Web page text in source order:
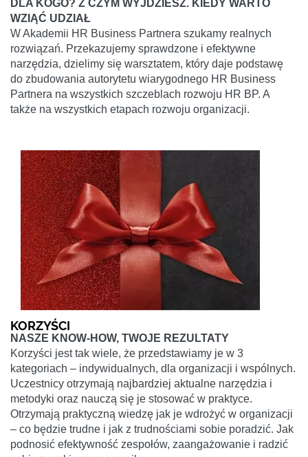
DLA KOGO? Z CZYM WYJDZIESZ. KIEDY WARTO
WZIĄĆ UDZIAŁ
W Akademii HR Business Partnera szukamy realnych
rozwiązań. Przekazujemy sprawdzone i efektywne
narzędzia, dzielimy się warsztatem, który daje podstawę
do zbudowania autorytetu wiarygodnego HR Business
Partnera na wszystkich szczeblach rozwoju HR BP. A
także na wszystkich etapach rozwoju organizacji.
KORZYŚCI
NASZE KNOW-HOW, TWOJE REZULTATY
Korzyści jest tak wiele, że przedstawiamy je w 3
kategoriach – indywidualnych, dla organizacji i wspólnych.
Uczestnicy otrzymają najbardziej aktualne narzędzia i
metodyki oraz nauczą się je stosować w praktyce.
Otrzymają praktyczną wiedzę jak je wdrożyć w organizacji
– co będzie trudne i jak z trudnościami sobie poradzić. Jak
podnosić efektywność zespołów, zaangażowanie i radzić